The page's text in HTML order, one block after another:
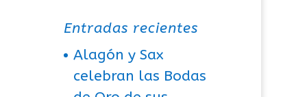
Entradas recientes
Alagón y Sax
celebran las Bodas